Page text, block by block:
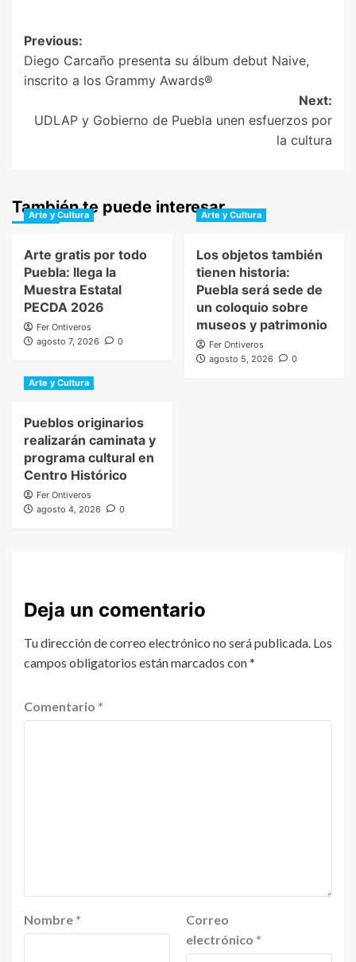
Post
navigation
Previous:
Diego Carcaño presenta su álbum debut Naive,
inscrito a los Grammy Awards®
Next:
UDLAP y Gobierno de Puebla unen esfuerzos por
la cultura
También te puede interesar
Arte y Cultura
Arte gratis por todo
Puebla: llega la
Muestra Estatal
PECDA 2026
Fer Ontiveros
agosto 7, 2026
0
Arte y Cultura
Los objetos también
tienen historia:
Puebla será sede de
un coloquio sobre
museos y patrimonio
Fer Ontiveros
agosto 5, 2026
0
Arte y Cultura
Pueblos originarios
realizarán caminata y
programa cultural en
Centro Histórico
Fer Ontiveros
agosto 4, 2026
0
Deja un comentario
Tu dirección de correo electrónico no será publicada. Los
campos obligatorios están marcados con*
Comentario *
Nombre *
Correo
electrónico *